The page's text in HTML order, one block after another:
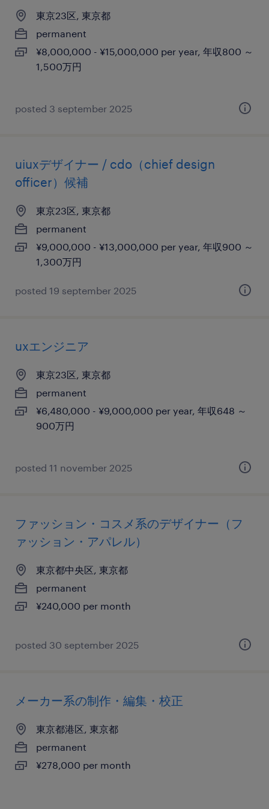
東京23区, 東京都
permanent
¥8,000,000 - ¥15,000,000 per year, 年収800 ～
1,500万円
posted 3 september 2025
uiuxデザイナー / cdo（chief design
officer）候補
東京23区, 東京都
permanent
¥9,000,000 - ¥13,000,000 per year, 年収900 ～
1,300万円
posted 19 september 2025
uxエンジニア
東京23区, 東京都
permanent
¥6,480,000 - ¥9,000,000 per year, 年収648 ～
900万円
posted 11 november 2025
ファッション・コスメ系のデザイナー（フ
ァッション・アパレル）
東京都中央区, 東京都
permanent
¥240,000 per month
posted 30 september 2025
メーカー系の制作・編集・校正
東京都港区, 東京都
permanent
¥278,000 per month